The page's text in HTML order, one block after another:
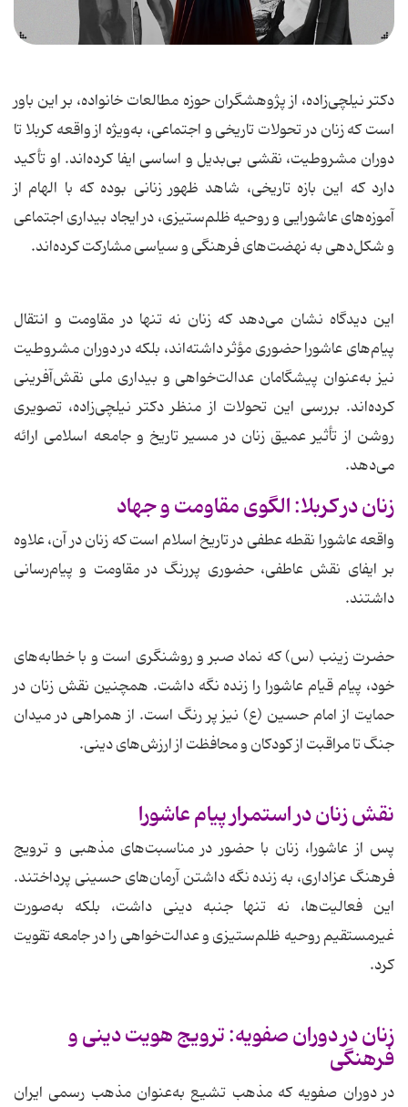
دکتر نیلچی‌زاده، از پژوهشگران حوزه مطالعات خانواده، بر این باور
است که زنان در تحولات تاریخی و اجتماعی، به‌ویژه از واقعه کربلا تا
دوران مشروطیت، نقشی بی‌بدیل و اساسی ایفا کرده‌اند. او تأکید
دارد که این بازه تاریخی، شاهد ظهور زنانی بوده که با الهام از
آموزه‌های عاشورایی و روحیه ظلم‌ستیزی، در ایجاد بیداری اجتماعی
و شکل‌دهی به نهضت‌های فرهنگی و سیاسی مشارکت کرده‌اند.
این دیدگاه نشان می‌دهد که زنان نه تنها در مقاومت و انتقال
پیام‌های عاشورا حضوری مؤثر داشته‌اند، بلکه در دوران مشروطیت
نیز به‌عنوان پیشگامان عدالت‌خواهی و بیداری ملی نقش‌آفرینی
کرده‌اند. بررسی این تحولات از منظر دکتر نیلچی‌زاده، تصویری
روشن از تأثیر عمیق زنان در مسیر تاریخ و جامعه اسلامی ارائه
می‌دهد.
زنان در کربلا: الگوی مقاومت و جهاد
واقعه عاشورا نقطه عطفی در تاریخ اسلام است که زنان در آن، علاوه
بر ایفای نقش عاطفی، حضوری پررنگ در مقاومت و پیام‌رسانی
داشتند.
حضرت زینب (س) که نماد صبر و روشنگری است و با خطابه‌های
خود، پیام قیام عاشورا را زنده نگه داشت. همچنین نقش زنان در
حمایت از امام حسین (ع) نیز پر رنگ است. از همراهی در میدان
جنگ تا مراقبت از کودکان و محافظت از ارزش‌های دینی.
نقش زنان در استمرار پیام عاشورا
پس از عاشورا، زنان با حضور در مناسبت‌های مذهبی و ترویج
فرهنگ عزاداری، به زنده نگه داشتن آرمان‌های حسینی پرداختند.
این فعالیت‌ها، نه تنها جنبه دینی داشت، بلکه به‌صورت
غیرمستقیم روحیه ظلم‌ستیزی و عدالت‌خواهی را در جامعه تقویت
کرد.
زنان در دوران صفویه: ترویج هویت دینی و
فرهنگی
در دوران صفویه که مذهب تشیع به‌عنوان مذهب رسمی ایران